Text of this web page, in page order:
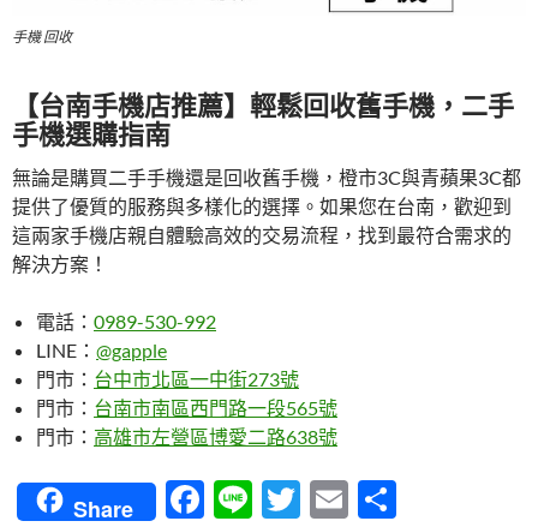
手機 回收
【台南手機店推薦】輕鬆回收舊手機，二手
手機選購指南
無論是購買二手手機還是回收舊手機，橙市3C與青蘋果3C都
提供了優質的服務與多樣化的選擇。如果您在台南，歡迎到
這兩家手機店親自體驗高效的交易流程，找到最符合需求的
解決方案！
電話： 0989-530-992
LINE： @gapple
門市： 台中市北區一中街273號
門市： 台南市南區西門路一段565號
門市： 高雄市左營區博愛二路638號
Share
F
Li
T
E